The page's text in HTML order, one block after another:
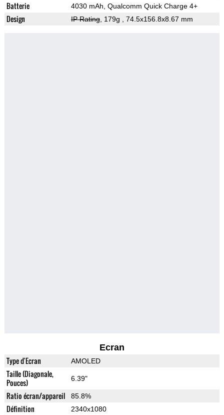
Batterie 4030 mAh, Qualcomm Quick Charge 4+
Design IP Rating, 179g , 74.5x156.8x8.67 mm
Ecran
Type d'Ecran AMOLED
Taille (Diagonale,
Pouces)
6.39"
Ratio écran/appareil 85.8%
Définition 2340x1080